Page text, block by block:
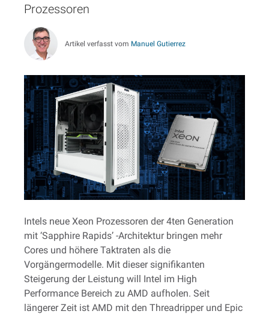
Prozessoren
Artikel verfasst vom Manuel Gutierrez
Intels neue Xeon Prozessoren der 4ten Generation
mit ‘Sapphire Rapids’ -Architektur bringen mehr
Cores und höhere Taktraten als die
Vorgängermodelle. Mit dieser signifikanten
Steigerung der Leistung will Intel im High
Performance Bereich zu AMD aufholen. Seit
längerer Zeit ist AMD mit den Threadripper und Epic